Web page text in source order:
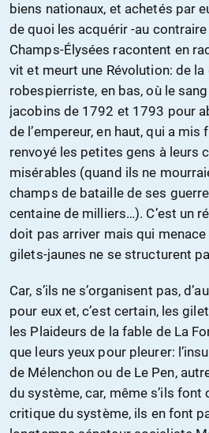
biens nationaux, et achetés par
de quoi les acquérir -au
Champs-Élysées racontent en
vit et meurt une Révolution: de
robespierriste, en bas, où le
jacobins de 1792 et 1793 pour
de l’empereur, en haut, qui a mis
renvoyé les petites gens à leurs
misérables (quand ils ne
champs de bataille de ses
centaine de milliers…). C’est un
doit pas arriver mais qui menace
gilets-jaunes ne se structurent
Car, s’ils ne s’organisent pas,
pour eux et, c’est certain, les
les Plaideurs de la fable de La
que leurs yeux pour pleurer:
de Mélenchon ou de Le Pen,
du système, car, même s’ils font
critique du système, ils en font